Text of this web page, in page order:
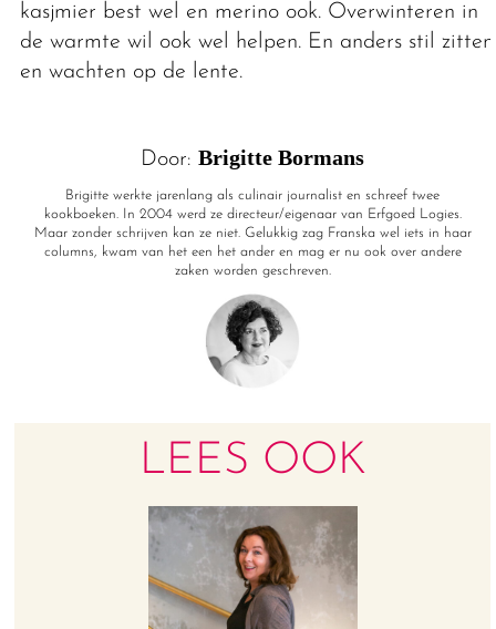
kasjmier best wel en merino ook. Overwinteren in
de warmte wil ook wel helpen. En anders stil zitten
en wachten op de lente.
Door:Brigitte Bormans
Brigitte werkte jarenlang als culinair journalist en schreef twee
kookboeken. In 2004 werd ze directeur/eigenaar van Erfgoed Logies.
Maar zonder schrijven kan ze niet. Gelukkig zag Franska wel iets in haar
columns, kwam van het een het ander en mag er nu ook over andere
zaken worden geschreven.
LEES OOK